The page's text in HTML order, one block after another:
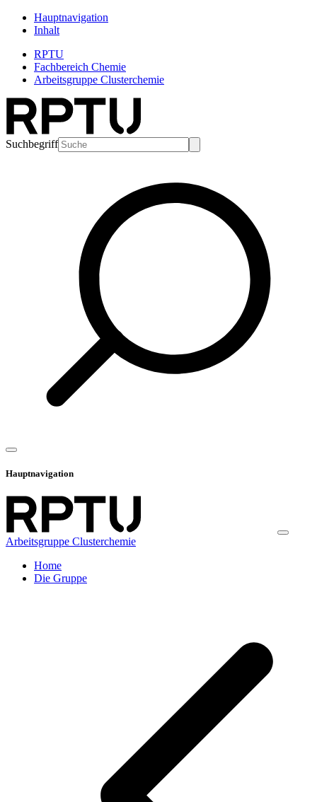
Hauptnavigation
Inhalt
RPTU
Fachbereich Chemie
Arbeitsgruppe Clusterchemie
Suchbegriff
Hauptnavigation
Arbeitsgruppe Clusterchemie
Home
Die Gruppe